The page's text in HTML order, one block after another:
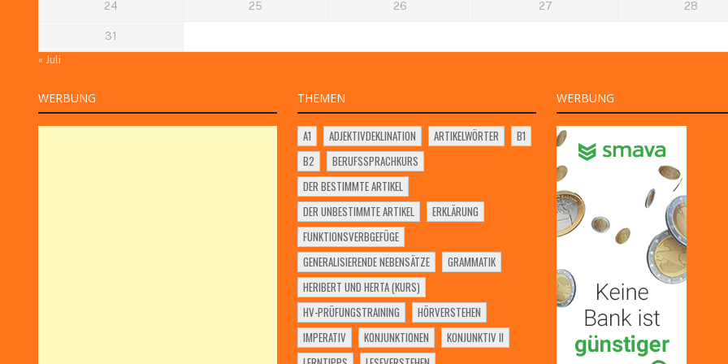
24 25 26 27 28
31
« Juli
WERBUNG THEMEN
A1 ADJEKTIVDEKLINATION ARTIKELWÖRTER
B1
B2
BERUFSSPRACHKURS
DER BESTIMMTE ARTIKEL
DER UNBESTIMMTE ARTIKEL
ERKLÄRUNG
FUNKTIONSVERBGEFÜGE
GENERALISIERENDE NEBENSÄTZE
GRAMMATIK
HERIBERT UND HERTA (KURS)
HV-PRÜFUNGSTRAINING
HÖRVERSTEHEN
IMPERATIV
KONJUNKTIONEN
KONJUNKTIV II
WERBUNG